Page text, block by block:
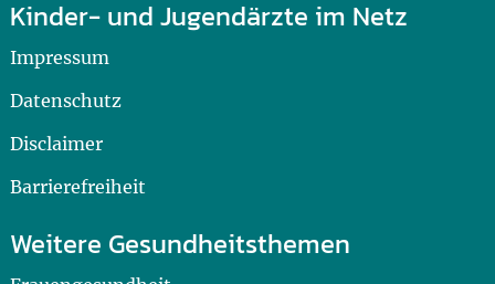
Kinder- und Jugendärzte im Netz
Impressum
Datenschutz
Disclaimer
Barrierefreiheit
Weitere Gesundheitsthemen